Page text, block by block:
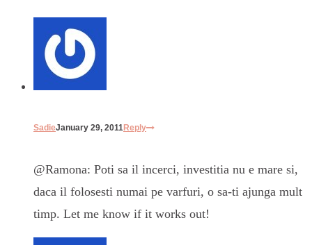
SadieJanuary 29, 2011Reply
@Ramona: Poti sa il incerci, investitia nu e mare si,
daca il folosesti numai pe varfuri, o sa-ti ajunga mult
timp. Let me know if it works out!